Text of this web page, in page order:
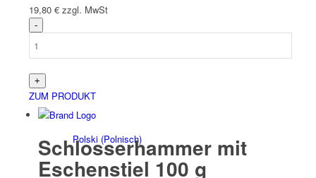
Polski(Polnisch)
19,80 € zzgl. MwSt
ZUM PRODUKT
Schlosserhammer mit
Eschenstiel 100 g